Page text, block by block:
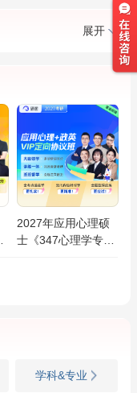
展开
2027年应用心理硕
士《347心理学专业
学科&专业